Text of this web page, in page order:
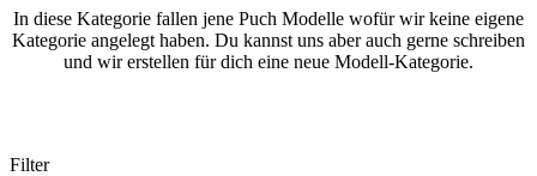
In diese Kategorie fallen jene Puch Modelle wofür wir keine eigene
Kategorie angelegt haben. Du kannst uns aber auch gerne schreiben
und wir erstellen für dich eine neue Modell-Kategorie.
Filter